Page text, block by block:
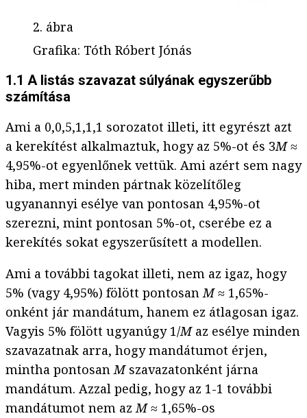
2. ábra
Grafika: Tóth Róbert Jónás
1.1 A listás szavazat súlyának egyszerűbb
számítása
Ami a 0,0,5,1,1,1 sorozatot illeti, itt egyrészt azt
a kerekítést alkalmaztuk, hogy az 5%-ot és 3M≈
4,95%-ot egyenlőnek vettük. Ami azért sem nagy
hiba, mert minden pártnak közelítőleg
ugyanannyi esélye van pontosan 4,95%-ot
szerezni, mint pontosan 5%-ot, cserébe ez a
kerekítés sokat egyszerűsített a modellen.
Ami a további tagokat illeti, nem az igaz, hogy
5% (vagy 4,95%) fölött pontosanM≈ 1,65%-
onként jár mandátum, hanem ez átlagosan igaz.
Vagyis 5% fölött ugyanúgy 1/Maz esélye minden
szavazatnak arra, hogy mandátumot érjen,
mintha pontosanMszavazatonként járna
mandátum. Azzal pedig, hogy az 1-1 további
mandátumot nem azM≈ 1,65%-os